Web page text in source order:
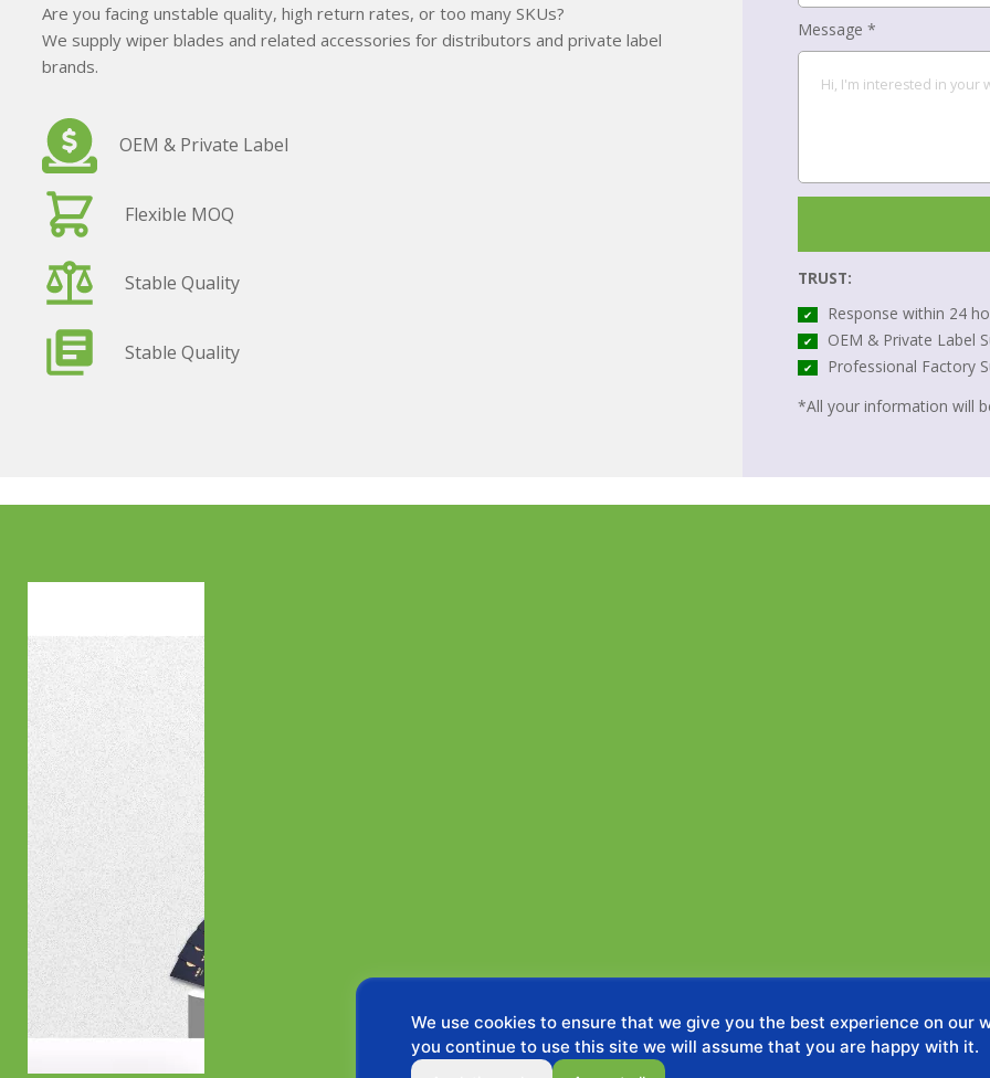
Are you facing unstable quality, high return rates, or too many SKUs?
We supply wiper blades and related accessories for distributors and private label
brands.
OEM & Private Label
Flexible MOQ
Stable Quality
Stable Quality
Message *
TRUST:
✔ Response within 24
✔ OEM & Private Label
✔
Professional Factory
*All your information will
We use cookies to ensure that we give you the best experience on our
you continue to use this site we will assume that you are happy with it.